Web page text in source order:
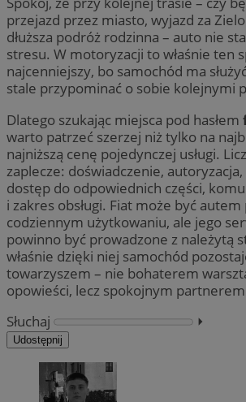
przejazd przez miasto, wyjazd za
dłuższa podróż rodzinna – auto nie
stresu. W motoryzacji to właśnie ten
najcenniejszy, bo samochód ma
stale przypominać o sobie kolejnymi
Dlatego szukając miejsca pod hasłem
warto patrzeć szerzej niż tylko na
najniższą cenę pojedynczej usługi.
zaplecze: doświadczenie,
dostęp do odpowiednich części,
i zakres obsługi. Fiat może być
codziennym użytkowaniu, ale jego
powinno być prowadzone z należytą
właśnie dzięki niej samochód
towarzyszem – nie bohaterem
opowieści, lecz spokojnym
Słuchaj
⏵︎
Udostępnij